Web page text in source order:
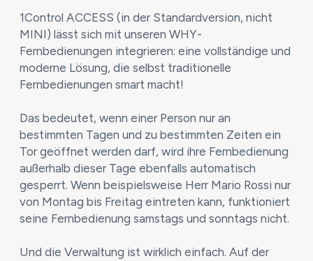
1Control ACCESS (in der Standardversion, nicht
MINI) lässt sich mit unseren WHY-
Fernbedienungen integrieren: eine vollständige und
moderne Lösung, die selbst traditionelle
Fernbedienungen smart macht!
Das bedeutet, wenn einer Person nur an
bestimmten Tagen und zu bestimmten Zeiten ein
Tor geöffnet werden darf, wird ihre Fernbedienung
außerhalb dieser Tage ebenfalls automatisch
gesperrt. Wenn beispielsweise Herr Mario Rossi nur
von Montag bis Freitag eintreten kann, funktioniert
seine Fernbedienung samstags und sonntags nicht.
Und die Verwaltung ist wirklich einfach. Auf der